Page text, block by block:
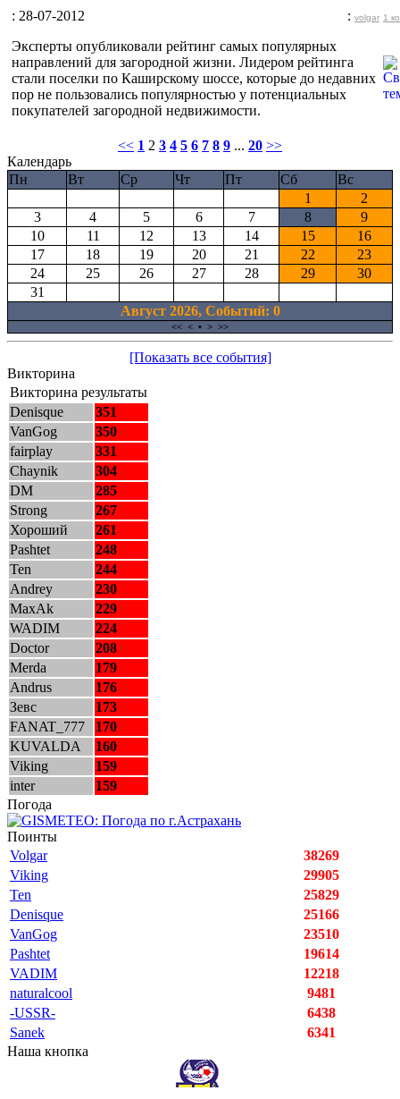
: 28-07-2012 : volgar 1
Эксперты опубликовали рейтинг самых популярных
направлений для загородной жизни. Лидером рейтинга
стали поселки по Каширскому шоссе, которые до недавних
пор не пользовались популярностью у потенциальных
покупателей загородной недвижимости.
<< 1 2 3 4 5 6 7 8 9 ... 20 >>
Календарь
Пн
Вт Ср Чт Пт Сб
Вс
1
2
3
4 5 6 7 8
9
10
11 12 13 14 15
16
17
18 19 20 21 22
23
24
25 26 27 28 29
30
31
Август 2026, Cобытий: 0
<< < • > >>
[Показать все события]
Викторина
Викторина результаты
Denisque
351
VanGog
350
fairplay
331
Chaynik
304
DM
285
Strong
267
Хороший
261
Pashtet
248
Ten
244
Andrey
230
MaxAk
229
WADIM
224
Doctor
208
Merda
179
Andrus
176
Зевс
173
FANAT_777
170
KUVALDA
160
Viking
159
inter
159
Погода
Поинты
Volgar
38269
Viking
29905
Ten
25829
Denisque
25166
VanGog
23510
Pashtet
19614
VADIM
12218
naturalcool
9481
-USSR-
6438
Sanek
6341
Наша кнопка